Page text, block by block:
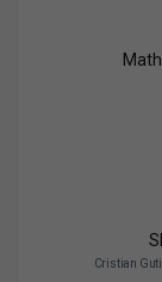
Cristian